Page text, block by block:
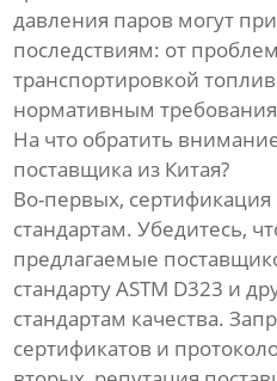
давления паров могут
последствиям: от
транспортировкой
нормативным
На что обратить
поставщика из Китая?
Во-первых, сертификация
стандартам. Убедитесь,
предлагаемые
стандарту ASTM D323 и
стандартам качества.
сертификатов и